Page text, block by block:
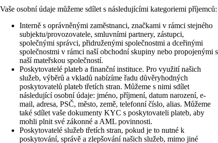
Vaše osobní údaje můžeme sdílet s následujícími kategoriemi příjemců:
Interně s oprávněnými zaměstnanci, značkami v rámci stejného
subjektu/provozovatele, smluvními partnery, zástupci,
společnými správci, přidruženými společnostmi a dceřinými
společnostmi v rámci naší obchodní skupiny nebo propojenými s
naší mateřskou společností.
Poskytovatelé plateb a finanční instituce. Pro využití našich
služeb, výběrů a vkladů nabízíme řadu důvěryhodných
poskytovatelů plateb třetích stran. Můžeme s nimi sdílet
následující osobní údaje: jméno, příjmení, datum narození, e-
mail, adresa, PSČ, město, země, telefonní číslo, alias. Můžeme
také sdílet vaše dokumenty KYC s poskytovateli plateb, aby
mohli plnit své zákonné a AML povinnosti.
Poskytovatelé služeb třetích stran, pokud je to nutné k
poskytování, správě a zlepšování našich služeb, mimo jiné